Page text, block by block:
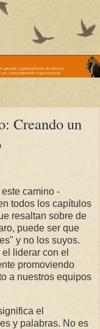
Creando un
camino -
todos los capítulos
resaltan sobre de
puede ser que
y no los suyos.
liderar con el
promoviendo
a nuestros equipos
el
y palabras. No es